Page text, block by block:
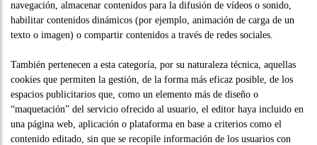
navegación, almacenar contenidos para la difusión de vídeos o sonido,
habilitar contenidos dinámicos (por ejemplo, animación de carga de un
texto o imagen) o compartir contenidos a través de redes sociales.
También pertenecen a esta categoría, por su naturaleza técnica, aquellas
cookies que permiten la gestión, de la forma más eficaz posible, de los
espacios publicitarios que, como un elemento más de diseño o
“maquetación” del servicio ofrecido al usuario, el editor haya incluido en
una página web, aplicación o plataforma en base a criterios como el
contenido editado, sin que se recopile información de los usuarios con